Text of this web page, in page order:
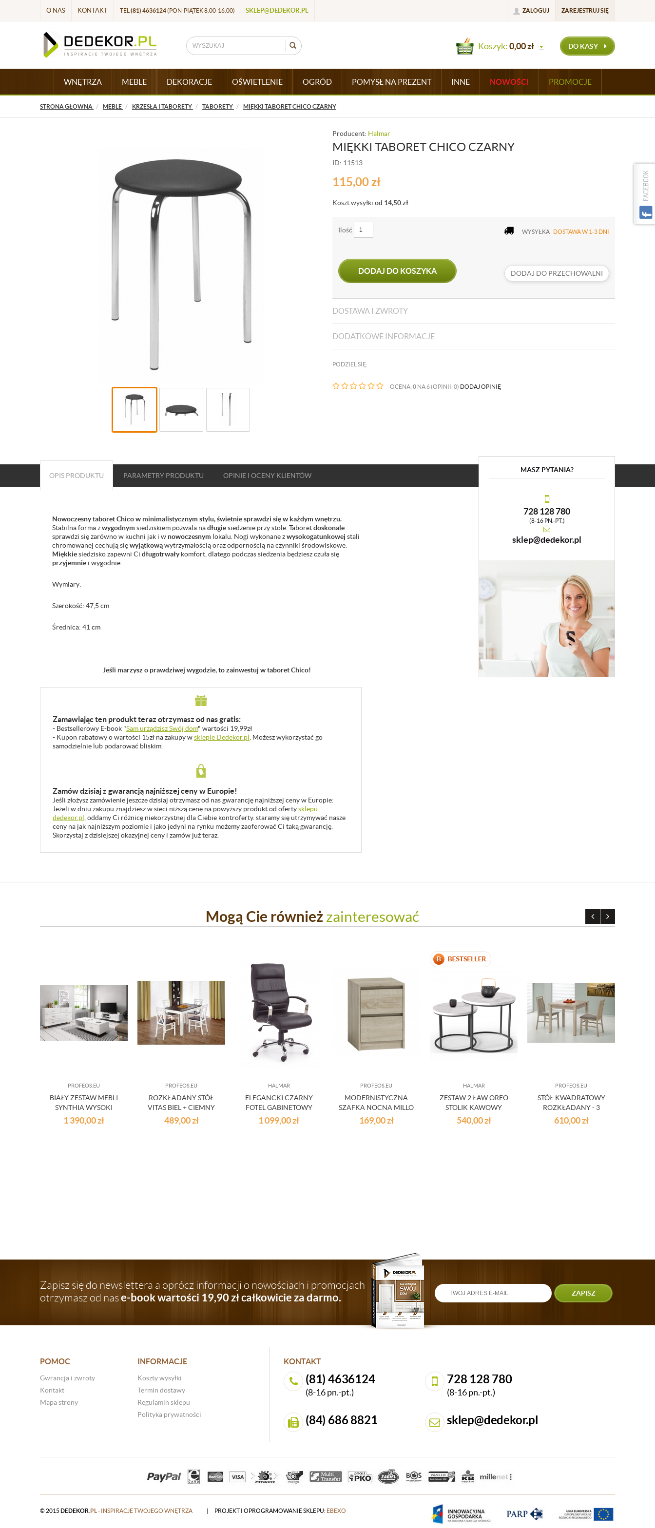
O NAS KONTAKT TEL (81) 4636124(PON-PIĄTEK 8.00-16.00) SKLEP@DEDEKOR.PL ZALOGUJ ZAREJESTRUJ SIĘ
Koszyk:0,00zł DO KASY
WNĘTRZA MEBLE DEKORACJE OŚWIETLENIE OGRÓD POMYSŁ NA PREZENT INNE NOWOŚCI PROMOCJE
STRONA GŁÓWNA MEBLE KRZESŁA I TABORETY TABORETY MIĘKKI TABORET CHICO CZARNY
Producent: Halmar
MIĘKKI TABORET CHICO CZARNY
ID: 11513
115,00zł
Koszt wysyłki od 14,50zł
Ilość WYSYŁKA DOSTAWA W 1-3 DNI
DODAJ DO KOSZYKA DODAJ DO PRZECHOWALNI
DOSTAWA I ZWROTY
DODATKOWE INFORMACJE
PODZIEL SIĘ:
OCENA: 0 NA 6 (OPINII: 0) DODAJ OPINIĘ
OPIS PRODUKTU PARAMETRY PRODUKTU OPINIE I OCENY KLIENTÓW
Nowoczesny taboret Chico w minimalistycznym stylu, świetnie sprawdzi się w każdym wnętrzu.
Stabilna forma zwygodnym siedziskiem pozwala nadługiesiedzenie przy stole. Taboretdoskonale
sprawdzi się zarówno w kuchni jak i w nowoczesnym lokalu. Nogi wykonane zwysokogatunkowej stali
chromowanej cechują sięwyjątkowąwytrzymałością oraz odpornością na czynniki środowiskowe.
Miękkiesiedzisko zapewni Ci długotrwałykomfort, dlatego podczas siedzenia będziesz czuła się
przyjemnie i wygodnie.
Wymiary:
Szerokość: 47,5 cm
Średnica: 41 cm
Jeśli marzysz o prawdziwej wygodzie, to zainwestuj w taboret Chico!
Zamawiając ten produkt teraz otrzymasz od nas gratis:
- Bestsellerowy E-book "Sam urządzisz Swój dom" wartości 19,99zł
- Kupon rabatowy o wartości 15zł na zakupy wsklepie Dedekor.pl . Możesz wykorzystać go
samodzielnie lub podarować bliskim.
Zamów dzisiaj z gwarancją najniższej ceny w Europie!
Jeśli złożysz zamówienie jeszcze dzisiaj otrzymasz od nas gwarancję najniższej ceny w Europie:
Jeżeli w dniu zakupu znajdziesz w sieci niższą cenę na powyższy produkt od ofertysklepu
dedekor.pl , oddamy Ci różnicę niekorzystnej dla Ciebie kontroferty. staramy się utrzymywać nasze
ceny na jak najniższym poziomie i jako jedyni na rynku możemy zaoferować Ci taką gwarancję.
Skorzystaj z dzisiejszej okazyjnej ceny i zamów już teraz.
MASZ PYTANIA?
728 128 780
(8-16 PN.-PT.)
sklep@dedekor.pl
Mogą Cie również zainteresować
PROFEOS.EU
BIAŁY ZESTAW MEBLI
SYNTHIA WYSOKI
POŁYSK
1 390,00zł
PROFEOS.EU
ROZKŁADANY STÓŁ
VITAS BIEL + CIEMNY
ORZECH
489,00zł
HALMAR
ELEGANCKI CZARNY
FOTEL GABINETOWY
TEKSAS
1 099,00zł
PROFEOS.EU
MODERNISTYCZNA
SZAFKA NOCNA MILLO
- DĄB SONOMA
169,00zł
HALMAR
ZESTAW 2 ŁAW OREO
STOLIK KAWOWY
540,00zł
PROFEOS.EU
STÓŁ KWADRATOWY
ROZKŁADANY - 3
KOLORY
610,00zł
Zapisz się do newslettera a oprócz informacji o nowościach i promocjach
otrzymasz od nase-book wartości 19,90 zł całkowicie za darmo. ZAPISZ
POMOC
Gwrancja i zwroty
Kontakt
Mapa strony
INFORMACJE
Koszty wysyłki
Termin dostawy
Regulamin sklepu
Polityka prywatności
KONTAKT
(81) 4636124
(8-16 pn.-pt.)
728 128 780
(8-16 pn.-pt.)
(84) 686 8821 sklep@dedekor.pl
© 2015 DEDEKOR .PL - INSPIRACJE TWOJEGO WNĘTRZA | PROJEKT I OPROGRAMOWANIE SKLEPU: EBEXO